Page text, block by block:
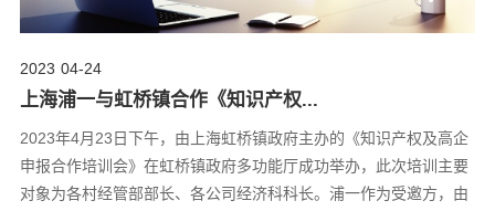
04-24
2023
上海浦一与虹桥镇合作《知识产权...
2023年4月23日下午，由上海虹桥镇政府主办的《知识产权及高企
申报合作培训会》在虹桥镇政府多功能厅成功举办，此次培训主要
对象为各村经管部部长、各公司经济科科长。浦一作为受邀方，由